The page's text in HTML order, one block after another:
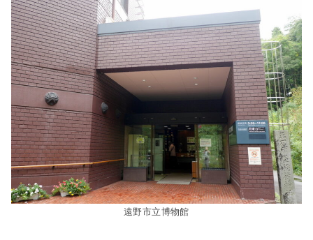
遠野市立博物館